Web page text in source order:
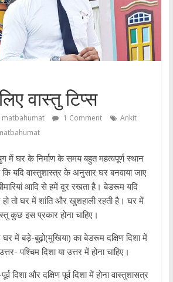
वास्तु टिप्स
matbahumat 1 Comment
Ankit
में घर के निर्माण के समय बहुत महत्वपूर्ण स्थान
यदि वास्तुशास्त्र के अनुसार घर बनवाया जाए
आदि से हमें दूर रखता है। बेडरूम यदि
तो घर में शांति और खुशहाली रहती है। घर में
कुछ इस प्रकार होना चाहिए।
में बड़े-बुढ़ो(मुखिया) का बेडरूम दक्षिण दिशा में
पश्चिम दिशा या उत्तर में होना चाहिए।
दिशा और दक्षिण पूर्व दिशा में होना वास्तुशासत्र